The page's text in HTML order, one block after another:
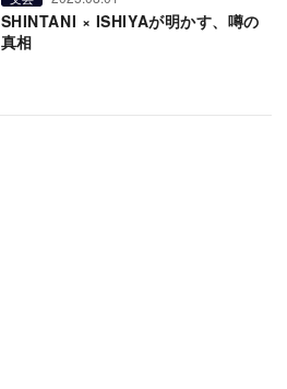
SHINTANI × ISHIYAが明かす、噂の
真相